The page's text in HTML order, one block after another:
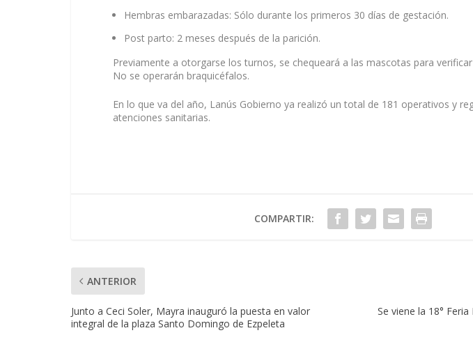
Hembras embarazadas: Sólo durante los primeros 30 días de gestación.
Post parto: 2 meses después de la parición.
Previamente a otorgarse los turnos, se chequeará a las mascotas para
No se operarán braquicéfalos.
En lo que va del año, Lanús Gobierno ya realizó un total de 181 operativos y
atenciones sanitarias.
COMPARTIR:
ANTERIOR
Junto a Ceci Soler, Mayra inauguró la puesta en valor
integral de la plaza Santo Domingo de Ezpeleta
Se viene la 18°